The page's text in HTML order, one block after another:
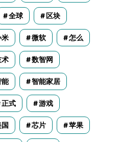
全球 区块
米 微软 怎么
术 数智网
能 智能家居
正式 游戏
芯片 苹果